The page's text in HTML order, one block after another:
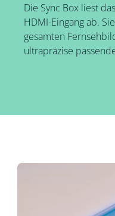
Die Sync Box liest
HDMI-Eingang ab.
gesamten
ultrapräzise